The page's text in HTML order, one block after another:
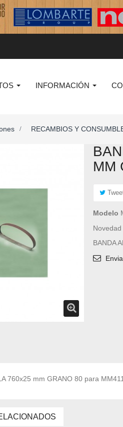
INFORMACIÓN
> RECAMBIOS Y
MM
Modelo
Novedad
BANDA
760x25 mm GRANO 80 para